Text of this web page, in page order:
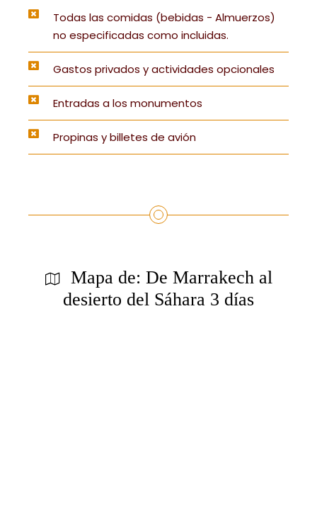
Todas las comidas (bebidas - Almuerzos)
no especificadas como incluidas.
Gastos privados y actividades opcionales
Entradas a los monumentos
Propinas y billetes de avión
Mapa de: De Marrakech al
desierto del Sáhara 3 días